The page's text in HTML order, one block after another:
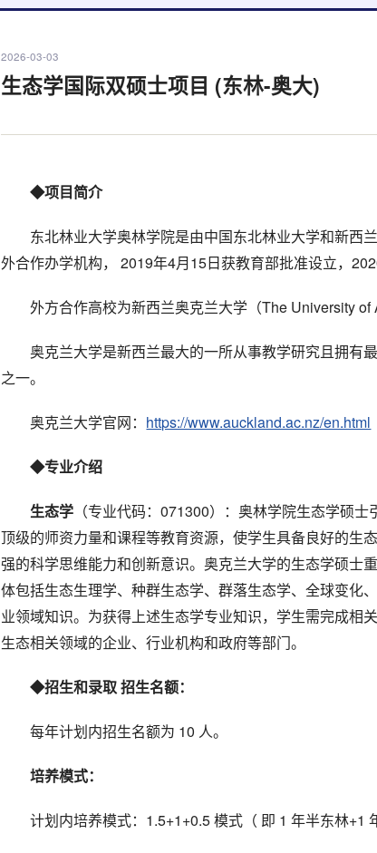
2026-03-03
生态学国际双硕士项目 (东林-奥大)
◆项目简介
东北林业大学奥林学院是由中国东北林业大学和新西
外合作办学机构， 2019年4月15日获教育部批准设立，
外方合作高校为新西兰奥克兰大学（The University of
奥克兰大学是新西兰最大的一所从事教学研究且拥有
之一。
奥克兰大学官网： https://www.auckland.ac.nz/en.html
◆专业介绍
生态学 （专业代码：071300）：奥林学院生态学硕
顶级的师资力量和课程等教育资源，使学生具备良好的生
强的科学思维能力和创新意识。奥克兰大学的生态学硕士
体包括生态生理学、种群生态学、群落生态学、全球变化
业领域知识。为获得上述生态学专业知识，学生需完成相
生态相关领域的企业、行业机构和政府等部门。
◆招生和录取招生名额：
每年计划内招生名额为 10 人。
培养模式：
计划内培养模式：1.5+1+0.5 模式（ 即 1 年半东林+1